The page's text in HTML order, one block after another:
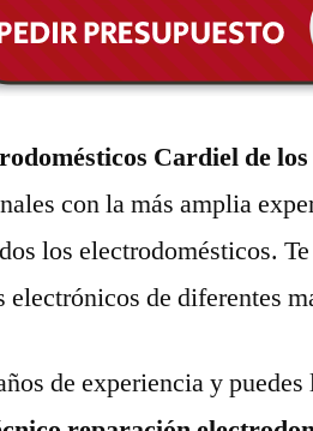
Cardiel de
con la más amplia
los electrodomésticos.
electrónicos de diferentes
de experiencia y